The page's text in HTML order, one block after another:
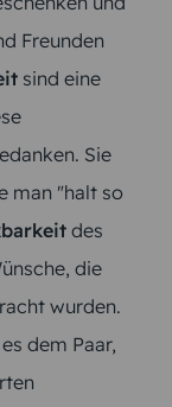
Freunden
sind eine
Sie
man "halt so
des
die
wurden.
dem Paar,